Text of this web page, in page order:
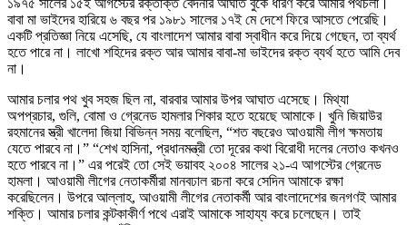
১৯৭৫ সালের ১৫ই আগস্টের রক্তাক্ত বেদনার আঘাত বুকে ধারণ করে আমার পথচলা।
বাবা মা ভাইদের হারিয়ে ৬ বছর পর ১৯৮১ সালের ১৭ই মে দেশে ফিরে আসতে পেরেছি।
একটি প্রতিজ্ঞা নিয়ে এসেছি, যে বাংলাদেশ আমার বাবা স্বাধীন করে দিয়ে গেছেন, তা ব্যর্থ
হতে পারে না। লাখো শহিদের রক্ত আর আমার বাবা-মা ভাইদের রক্ত ব্যর্থ হতে আমি দেব
না।
আমার চলার পথ খুব সহজ ছিল না, বারবার আমার উপর আঘাত এসেছে। মিথ্যা
অপপ্রচার, গুলি, বোমা ও গ্রেনেড হামলার শিকার হতে হয়েছে আমাকে। খুনি জিয়াউর
রহমানের স্ত্রী খালেদা জিয়া বিভিন্ন সময় বলেছিল, “শত বছরেও আওয়ামী লীগ ক্ষমতায়
যেতে পারবে না।” “শেখ হাসিনা, প্রধানমন্ত্রী তো দূরের কথা বিরোধী দলের নেতাও কখনও
হতে পারবে না।” এর পরেই তো সেই ভয়াবহ ২০০৪ সালের ২১-এ আগস্টের গ্রেনেড
হামলা। আওয়ামী লীগের নেতাকর্মীরা মানবঢাল রচনা করে সেদিন আমাকে রক্ষা
করেছিলেন। উপরে আল্লাহ, আওয়ামী লীগের নেতাকর্মী আর বাংলাদেশের জনগণই আমার
শক্তি। আমার চলার কন্টকাকীর্ণ পথে এরাই আমাকে সাহায্য করে চলেছেন। তাই